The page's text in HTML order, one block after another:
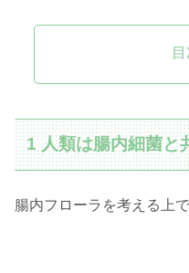
1 人類は腸内細菌と
腸内フローラを考える上